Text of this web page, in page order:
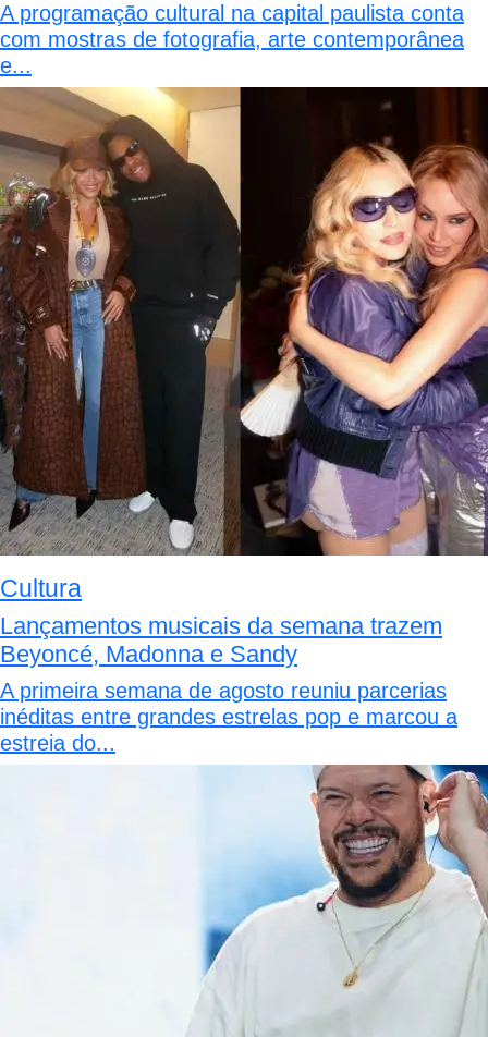
A programação cultural na capital paulista conta
com mostras de fotografia, arte contemporânea
e...
Cultura
Lançamentos musicais da semana trazem
Beyoncé, Madonna e Sandy
A primeira semana de agosto reuniu parcerias
inéditas entre grandes estrelas pop e marcou a
estreia do...